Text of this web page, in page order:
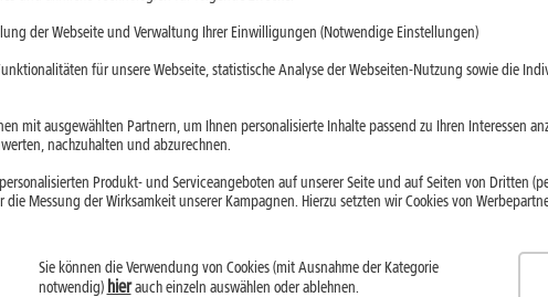
finden viele Gespräche heute bereits über das Internet statt. Oft
Aber auch ein klassisches Telefon kann über den Router mit dem
erfährst:
sondernüber Deine Internetverbindung.
Router, einem IP-Telefon, dem Computer oder einer App
Rufnummeroft weiterverwenden.
der Webseite und Verwaltung Ihrer Einwilligungen (Notwendige Einstellungen)
für unsere Webseite, statistische Analyse der Webseiten-Nutzung sowie die
mit ausgewählten Partnern, um Ihnen personalisierte Inhalte passend zu Ihren Interessen
nachzuhalten und abzurechnen.
Produkt- und Serviceangeboten auf unserer Seite und auf Seiten von Dritten
Messung der Wirksamkeit unserer Kampagnen. Hierzu setzten wir Cookies von
Sie können die Verwendung von Cookies (mit Ausnahme der Kategorie
notwendig) hierauch einzeln auswählen oder ablehnen.